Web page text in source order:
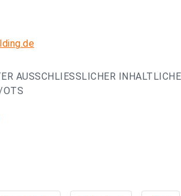
AUSSCHLIESSLICHER
OTS